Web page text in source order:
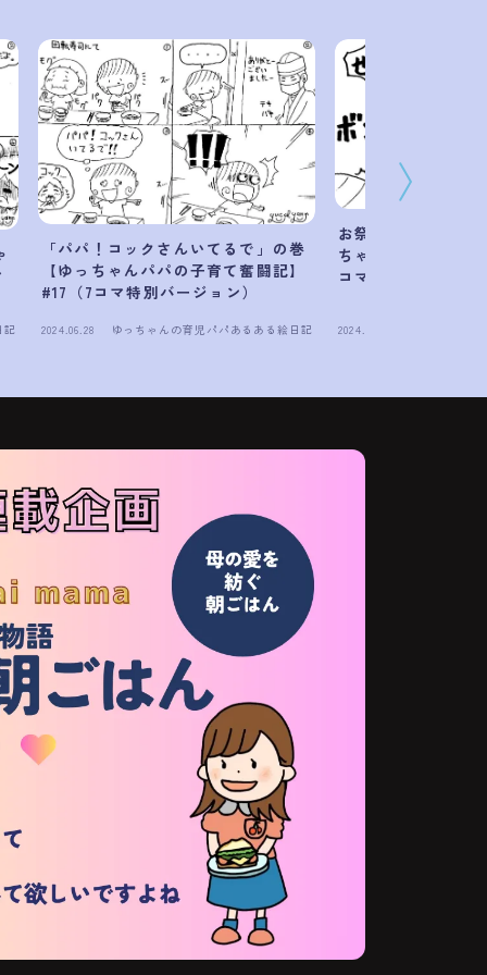
記
「パパ！コックさんいてるで」の巻
【ゆっちゃんパパの子育て奮闘記】
#17（7コマ特別バージョン）
2024.06.28 ゆっちゃんの育児パパあるある絵日記
お祭り熱が冷めや
ちゃんパパの子育
コマ特別バージョ
2024.10.25